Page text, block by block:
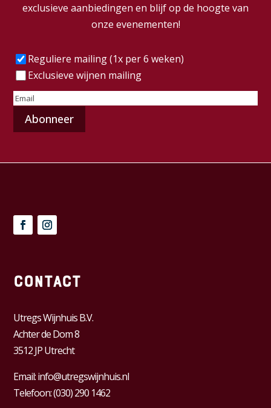
exclusieve aanbiedingen en blijf op de hoogte van
onze evenementen!
Frequentie(Vereist)
Reguliere mailing (1x per 6 weken)
Exclusieve wijnen mailing
E-
mailadres
Contact
Utregs Wijnhuis B.V.
Achter de Dom 8
3512 JP Utrecht
Email:info@utregswijnhuis.nl
Telefoon:(030) 290 1462